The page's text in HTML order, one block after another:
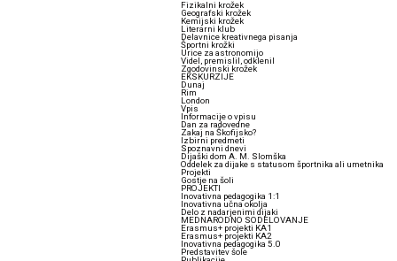
Fizikalni krožek
Geografski krožek
Kemijski krožek
Literarni klub
Delavnice kreativnega pisanja
Športni krožki
Urice za astronomijo
Videl, premislil, odklenil
Zgodovinski krožek
EKSKURZIJE
Dunaj
Rim
London
Vpis
Informacije o vpisu
Dan za radovedne
Zakaj na Škofijsko?
Izbirni predmeti
Spoznavni dnevi
Dijaški dom A. M. Slomška
Oddelek za dijake s statusom športnika ali umetnika
Projekti
Gostje na šoli
PROJEKTI
Inovativna pedagogika 1:1
Inovativna učna okolja
Delo z nadarjenimi dijaki
MEDNARODNO SODELOVANJE
Erasmus+ projekti KA1
Erasmus+ projekti KA2
Inovativna pedagogika 5.0
Predstavitev šole